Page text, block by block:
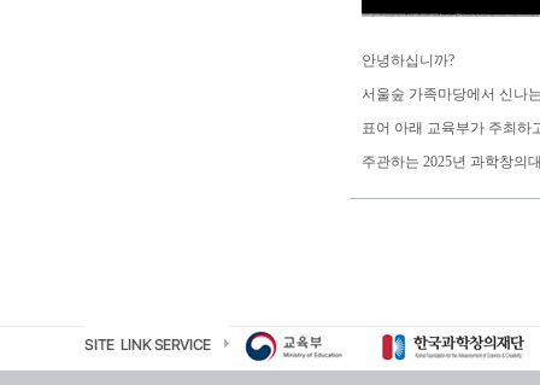
안녕하십니까?
서울숲 가족마당에서 신나
표어 아래 교육부가 주최하
주관하는 2025년 과학창의